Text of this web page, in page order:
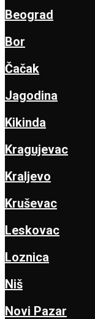
Beograd
Bor
Čačak
Jagodina
Kikinda
Kragujevac
Kraljevo
Kruševac
Leskovac
Loznica
Niš
Novi Pazar